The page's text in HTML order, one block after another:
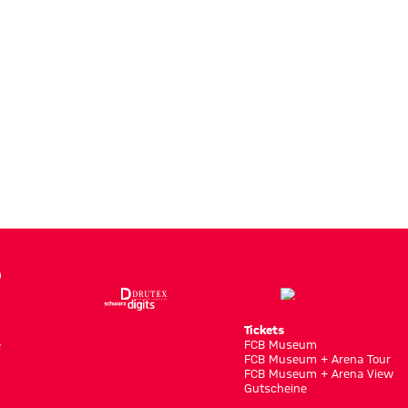
Tickets
FCB Museum
FCB Museum + Arena Tour
FCB Museum + Arena View
Gutscheine